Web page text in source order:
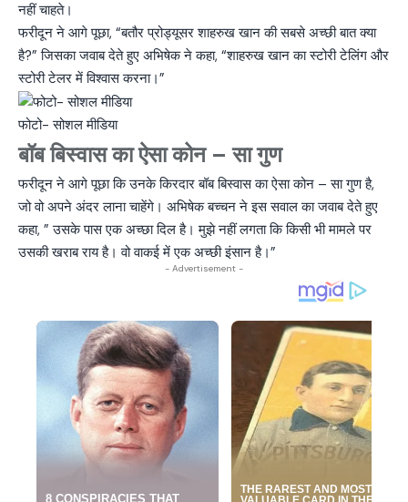
नहीं चाहते।
फरीदून ने आगे पूछा, “बतौर प्रोड्यूसर शाहरुख खान की सबसे अच्छी बात क्या
है?” जिसका जवाब देते हुए अभिषेक ने कहा, “शाहरुख खान का स्टोरी टेलिंग और
स्टोरी टेलर में विश्वास करना।”
फोटो- सोशल मीडिया
बॉब बिस्वास का ऐसा कोन – सा गुण
फरीदून ने आगे पूछा कि उनके किरदार बॉब बिस्वास का ऐसा कोन – सा गुण है,
जो वो अपने अंदर लाना चाहेंगे। अभिषेक बच्चन ने इस सवाल का जवाब देते हुए
कहा, ” उसके पास एक अच्छा दिल है। मुझे नहीं लगता कि किसी भी मामले पर
उसकी खराब राय है। वो वाकई में एक अच्छी इंसान है।”
- Advertisement -